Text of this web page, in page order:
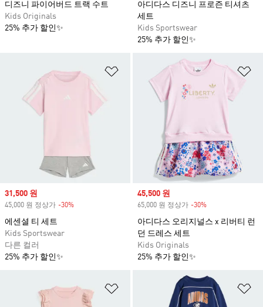
디즈니 파이어버드 트랙 수트
Kids Originals
25% 추가 할인✨
아디다스 디즈니 프로즌 티셔츠
세트
Kids Sportswear
25% 추가 할인✨
위시리스트 담기
Sale price
31,500 원
45,000 원 정상가 -30%
에센셜 티 세트
Kids Sportswear
다른 컬러
25% 추가 할인✨
Sale price
45,500 원
65,000 원 정상가 -30%
아디다스 오리지널스 x 리버티 런
던 드레스 세트
Kids Originals
25% 추가 할인✨
위시리스트 담기